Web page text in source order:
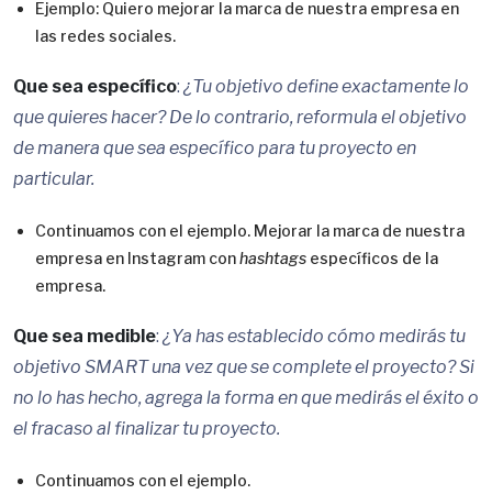
Ejemplo: Quiero mejorar la marca de nuestra empresa en
las redes sociales.
Que sea específico: ¿Tu objetivo define exactamente lo
que quieres hacer? De lo contrario, reformula el objetivo
de manera que sea específico para tu proyecto en
particular.
Continuamos con el ejemplo. Mejorar la marca de nuestra
empresa en Instagram conhashtags específicos de la
empresa.
Que sea medible: ¿Ya has establecido cómo medirás tu
objetivo SMART una vez que se complete el proyecto? Si
no lo has hecho, agrega la forma en que medirás el éxito o
el fracaso al finalizar tu proyecto.
Continuamos con el ejemplo.